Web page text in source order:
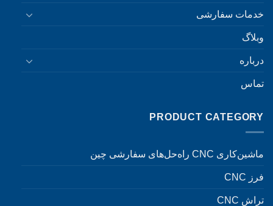
خدمات سفارشی
وبلاگ
درباره
تماس
PRODUCT CATEGORY
ماشین‌کاری CNC راه‌حل‌های سفارشی چین
فرز CNC
تراش CNC